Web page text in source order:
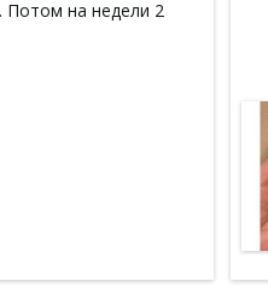
Потом на недели 2
международном была
еще не вылетел.